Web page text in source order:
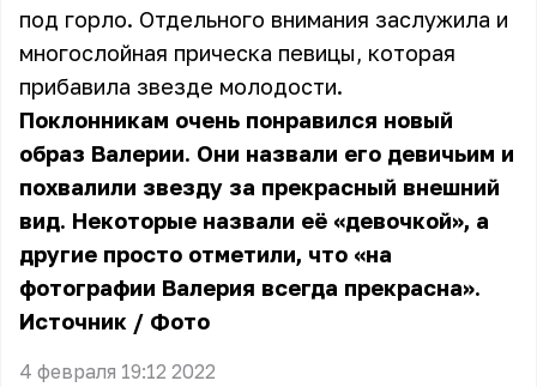
под горло. Отдельного внимания заслужила и
многослойная прическа певицы, которая
прибавила звезде молодости.
Поклонникам очень понравился новый
образ Валерии. Они назвали его девичьим и
похвалили звезду за прекрасный внешний
вид. Некоторые назвали её «девочкой», а
другие просто отметили, что «на
фотографии Валерия всегда прекрасна».
Источник / Фото
4 февраля 19:12 2022